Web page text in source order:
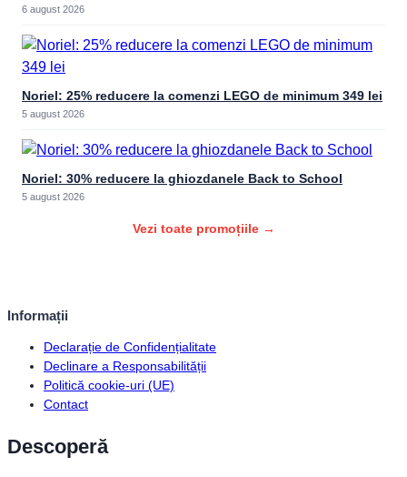
6 august 2026
Noriel: 25% reducere la comenzi LEGO de minimum 349 lei
5 august 2026
Noriel: 30% reducere la ghiozdanele Back to School
5 august 2026
Vezi toate promoțiile →
Informații
Declarație de Confidențialitate
Declinare a Responsabilității
Politică cookie-uri (UE)
Contact
Descoperă